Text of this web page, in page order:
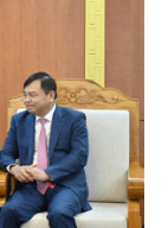
sản lượng